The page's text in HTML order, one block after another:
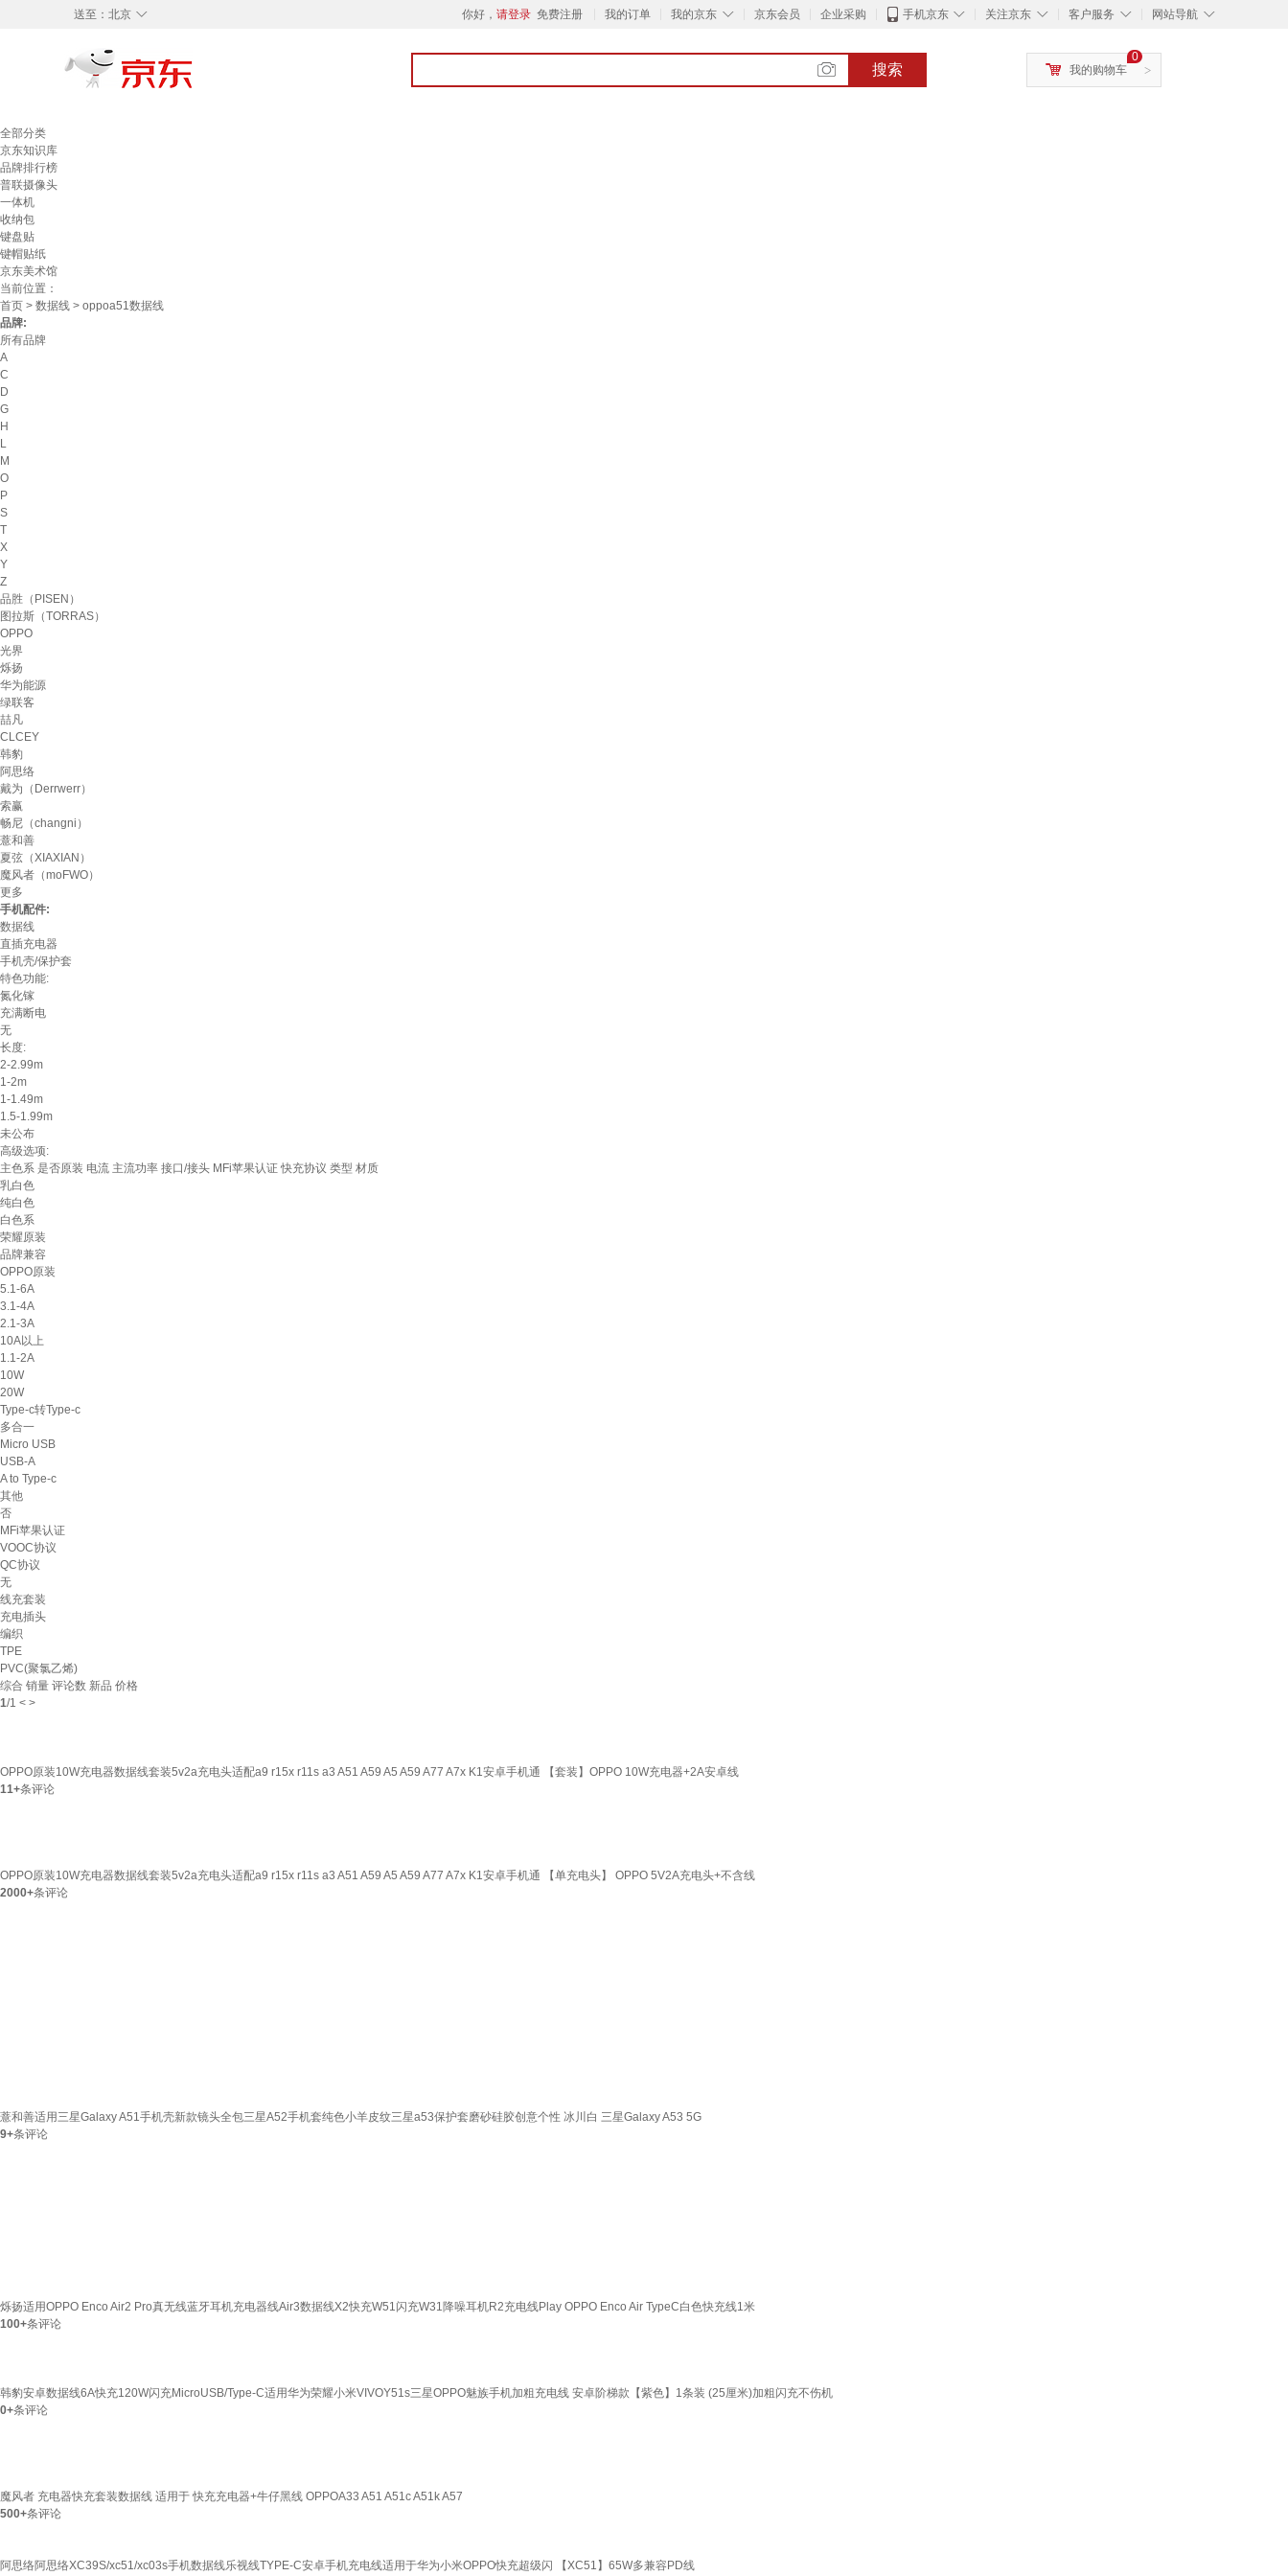
◇
送至： 北京 你好， 请登录 免费注册 我的订单 ◇
我的京东 京东会员 企业采购 ◇
手机京东 ◇
关注京东 ◇
客户服务 ◇
网站导航
搜索 >
0
我的购物车
全部分类
京东知识库
品牌排行榜
普联摄像头
一体机
收纳包
键盘贴
键帽贴纸
京东美术馆
当前位置：
首页 > 数据线 > oppoa51数据线
品牌:
所有品牌
A
C
D
G
H
L
M
O
P
S
T
X
Y
Z
品胜（PISEN）
图拉斯（TORRAS）
OPPO
光界
烁扬
华为能源
绿联客
喆凡
CLCEY
韩豹
阿思络
戴为（Derrwerr）
索赢
畅尼（changni）
薏和善
夏弦（XIAXIAN）
魔风者（moFWO）
更多
手机配件:
数据线
直插充电器
手机壳/保护套
特色功能:
氮化镓
充满断电
无
长度:
2-2.99m
1-2m
1-1.49m
1.5-1.99m
未公布
高级选项:
主色系 是否原装 电流 主流功率 接口/接头 MFi苹果认证 快充协议 类型 材质
乳白色
纯白色
白色系
荣耀原装
品牌兼容
OPPO原装
5.1-6A
3.1-4A
2.1-3A
10A以上
1.1-2A
10W
20W
Type-c转Type-c
多合一
Micro USB
USB-A
A to Type-c
其他
否
MFi苹果认证
VOOC协议
QC协议
无
线充套装
充电插头
编织
TPE
PVC(聚氯乙烯)
综合 销量 评论数 新品 价格
1/1 < >
OPPO原装10W充电器数据线套装5v2a充电头适配a9 r15x r11s a3 A51 A59 A5 A59 A77 A7x K1安卓手机通 【套装】OPPO 10W充电器+2A安卓线
11+条评论
OPPO原装10W充电器数据线套装5v2a充电头适配a9 r15x r11s a3 A51 A59 A5 A59 A77 A7x K1安卓手机通 【单充电头】 OPPO 5V2A充电头+不含线
2000+条评论
薏和善适用三星Galaxy A51手机壳新款镜头全包三星A52手机套纯色小羊皮纹三星a53保护套磨砂硅胶创意个性 冰川白 三星Galaxy A53 5G
9+条评论
烁扬适用OPPO Enco Air2 Pro真无线蓝牙耳机充电器线Air3数据线X2快充W51闪充W31降噪耳机R2充电线Play OPPO Enco Air TypeC白色快充线1米
100+条评论
韩豹安卓数据线6A快充120W闪充MicroUSB/Type-C适用华为荣耀小米VIVOY51s三星OPPO魅族手机加粗充电线 安卓阶梯款【紫色】1条装 (25厘米)加粗闪充不伤机
0+条评论
魔风者 充电器快充套装数据线 适用于 快充充电器+牛仔黑线 OPPOA33 A51 A51c A51k A57
500+条评论
阿思络阿思络XC39S/xc51/xc03s手机数据线乐视线TYPE-C安卓手机充电线适用于华为小米OPPO快充超级闪 【XC51】65W多兼容PD线